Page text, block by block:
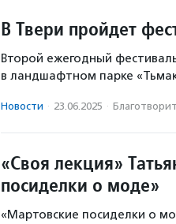
В Твери пройдет
Второй ежегодный
в ландшафтном парке
Новости · 23.06.2025 ·
«Своя лекция»
посиделки о моде»
«Мартовские посиделки о